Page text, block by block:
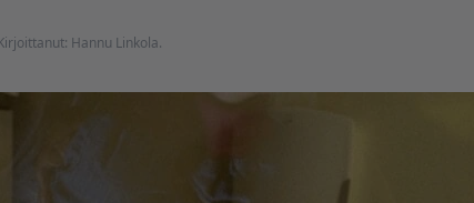
Hannu Linkola.